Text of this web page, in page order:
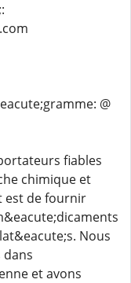
@
fiables
chimique et
est de fournir
Nous
dans
et avons